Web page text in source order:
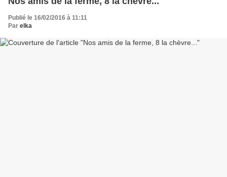
Publié le 16/02/2016 à 11:11
Par elka